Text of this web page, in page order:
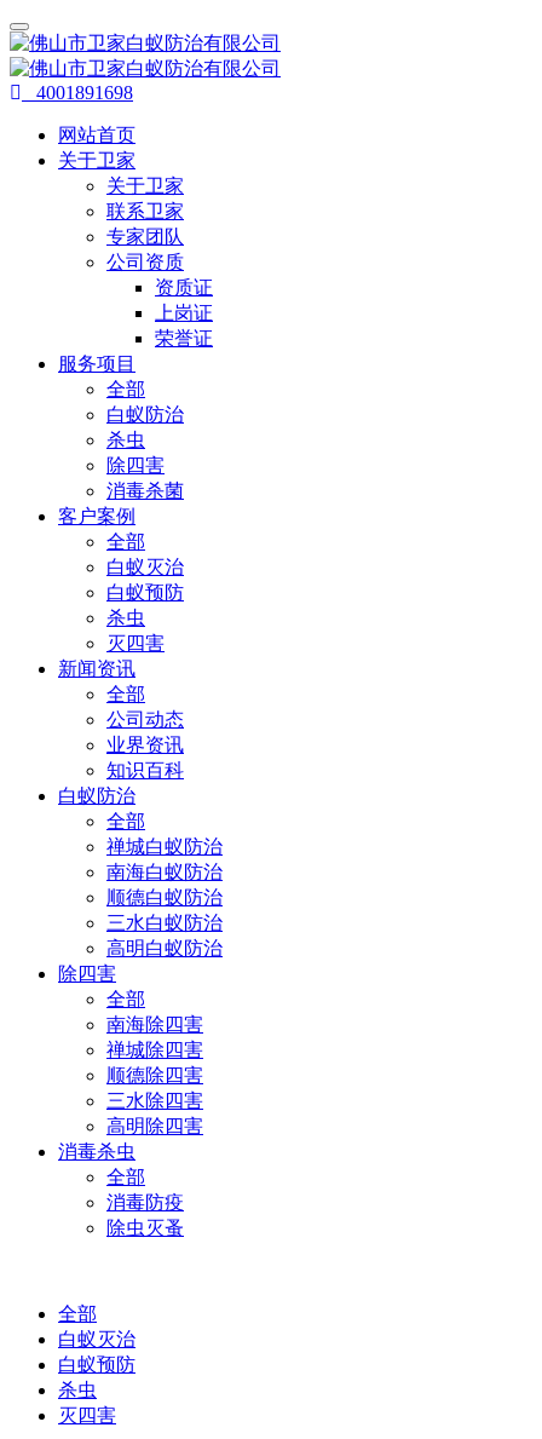
4001891698
网站首页
关于卫家
关于卫家
联系卫家
专家团队
公司资质
资质证
上岗证
荣誉证
服务项目
全部
白蚁防治
杀虫
除四害
消毒杀菌
客户案例
全部
白蚁灭治
白蚁预防
杀虫
灭四害
新闻资讯
全部
公司动态
业界资讯
知识百科
白蚁防治
全部
禅城白蚁防治
南海白蚁防治
顺德白蚁防治
三水白蚁防治
高明白蚁防治
除四害
全部
南海除四害
禅城除四害
顺德除四害
三水除四害
高明除四害
消毒杀虫
全部
消毒防疫
除虫灭蚤
全部
白蚁灭治
白蚁预防
杀虫
灭四害